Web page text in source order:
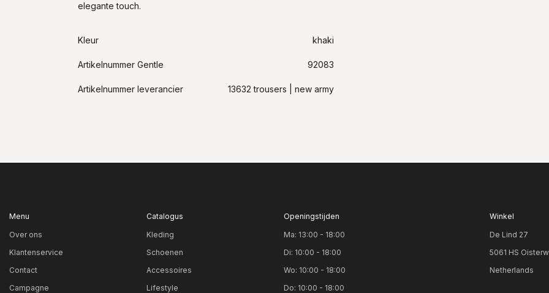
elegante touch.
Kleur khaki
Artikelnummer Gentle 92083
Artikelnummer leverancier 13632 trousers | new army
Menu
Over ons
Klantenservice
Contact
Campagne
Catalogus
Kleding
Schoenen
Accessoires
Lifestyle
Openingstijden
Ma: 13:00 - 18:00
Di: 10:00 - 18:00
Wo: 10:00 - 18:00
Do: 10:00 - 18:00
Winkel
De Lind 27
5061 HS
Netherlands